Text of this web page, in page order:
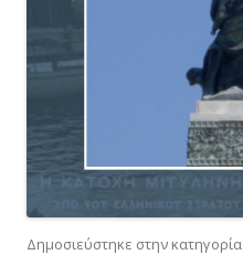
Δημοσιεύστηκε στην κατηγορία